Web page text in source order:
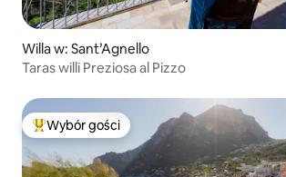
Willa w: Sant’Agnello
Taras willi Preziosa al Pizzo
Najpopularniejsze z kategorii Wybór gości
Wybór gości